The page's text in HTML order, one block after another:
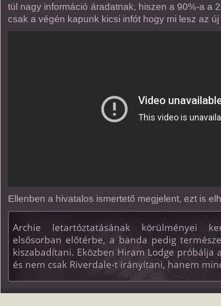
túl nagy információ áradatnak, hiszen a 90%-a a
csak a végén kapunk kicsi infót hogy mi lesz az
Ellenben a hivatalos ismertető megjelent, ezt is
Archie letartóztatásának körülményei
elsősorban előtérbe, a banda pedig
kiszabadítani. Eközben Hiram Lodge próbálja
és nem csak Riverdale-t irányítani, hanem